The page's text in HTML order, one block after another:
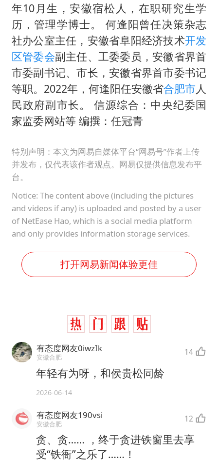
年10月生，安徽宿松人，在职研究生学
历，管理学博士。 何逢阳曾任决策杂志
社办公室主任，安徽省阜阳经济技术开发
区管委会副主任、工委委员，安徽省界首
市委副书记、市长，安徽省界首市委书记
等职。2022年，何逢阳任安徽省合肥市人
民政府副市长。 信源综合：中央纪委国
家监委网站等 编撰：任冠青
特别声明：本文为网易自媒体平台“网易号”作者上传
并发布，仅代表该作者观点。网易仅提供信息发布平
台。
Notice: The content above (including the pictures
and videos if any) is uploaded and posted by a user
of NetEase Hao, which is a social media platform
and only provides information storage services.
打开网易新闻体验更佳
有态度网友0iwzIk
安徽合肥 14
年轻有为呀，和侯贵松同龄
2026-06-14
有态度网友190vsi
安徽合肥 12
贪、贪…… ，终于贪进铁窗里去享
受“铁衙”之乐了……！